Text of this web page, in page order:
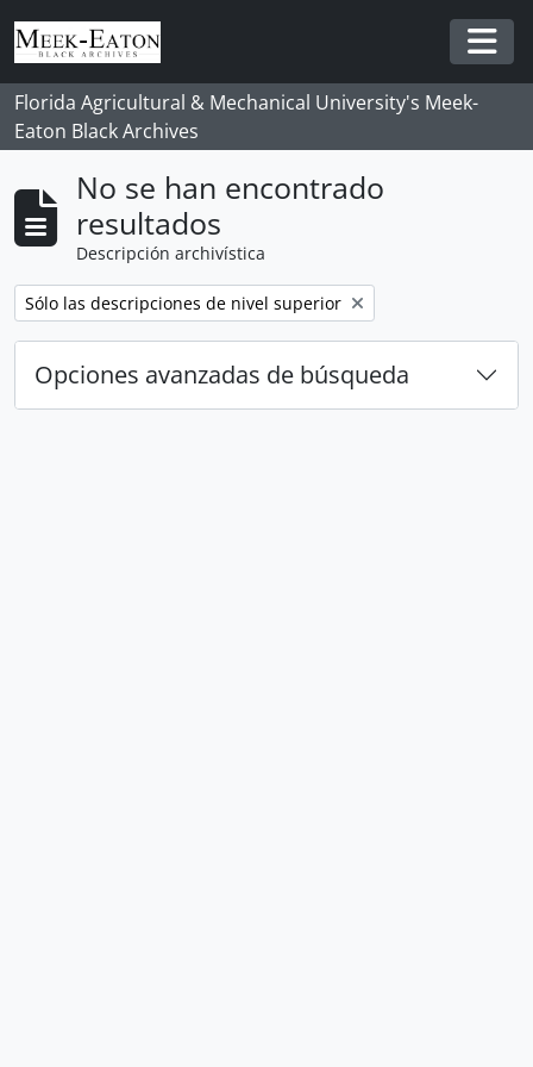
Skip to main content
Florida Agricultural & Mechanical University's Meek-
Eaton Black Archives
No se han encontrado
resultados
Descripción archivística
Remove filter:
Sólo las descripciones de nivel superior
Opciones avanzadas de búsqueda